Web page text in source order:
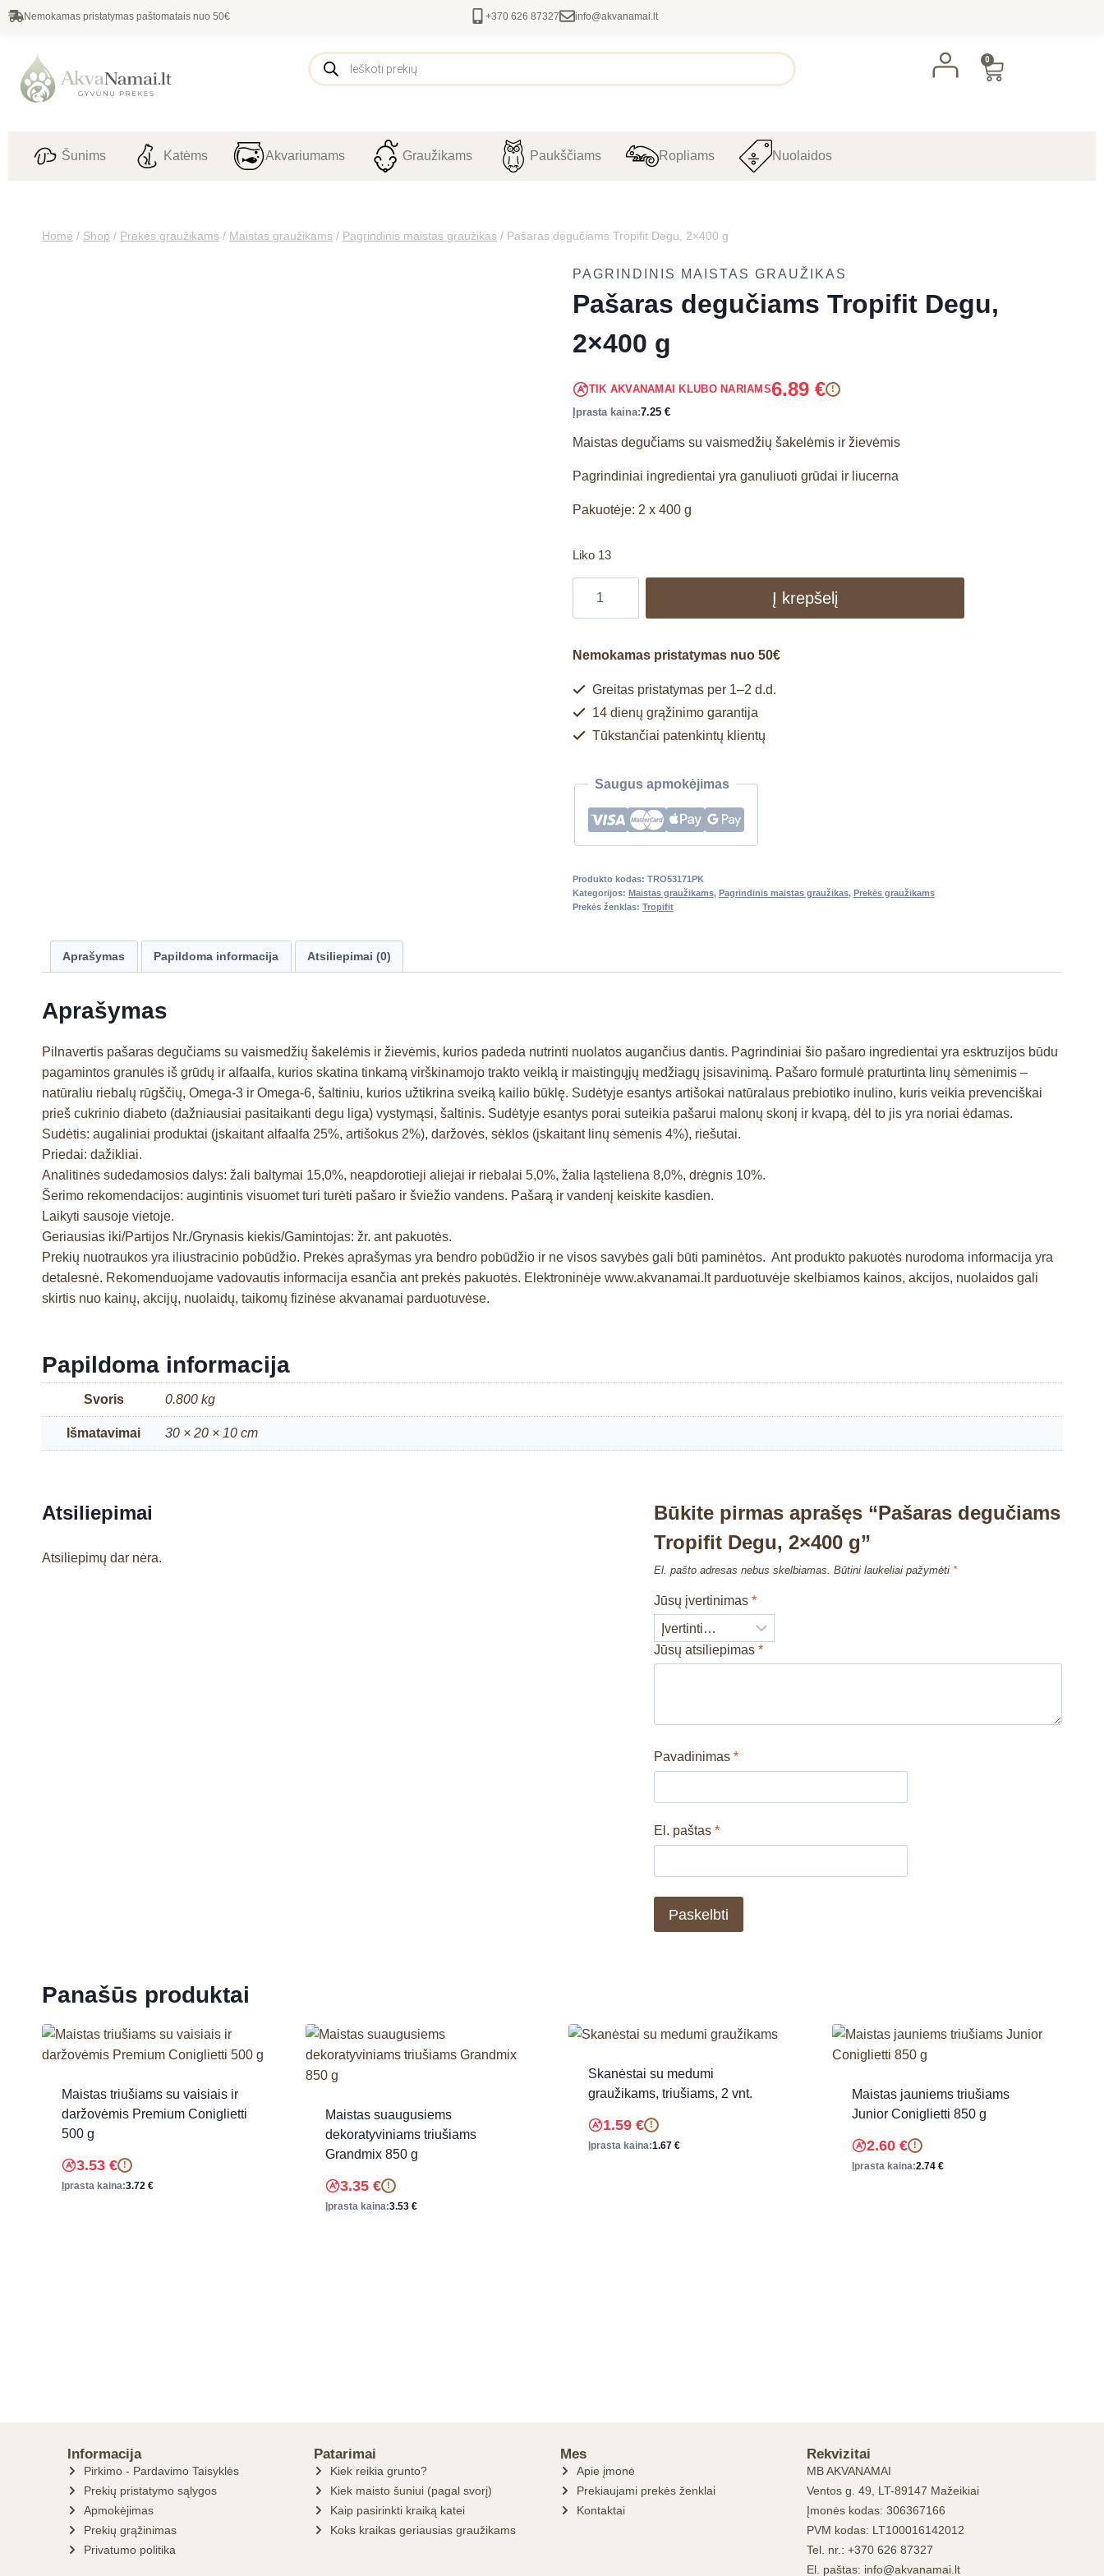
Nemokamas pristatymas paštomatais nuo 50€ +370 626 87327 info@akvanamai.lt
0
Šunims Katėms Akvariumams Graužikams Paukščiams Ropliams Nuolaidos
Home / Shop / Prekės graužikams / Maistas graužikams / Pagrindinis maistas graužikas / Pašaras degučiams Tropifit Degu, 2×400 g
PAGRINDINIS MAISTAS GRAUŽIKAS
Pašaras degučiams Tropifit Degu,
2×400 g
TIK AKVANAMAI KLUBO NARIAMS6.89 € !
Įprasta kaina:7.25 €
Maistas degučiams su vaismedžių šakelėmis ir žievėmis
Pagrindiniai ingredientai yra ganuliuoti grūdai ir liucerna
Pakuotėje: 2 x 400 g
Liko 13
Į krepšelį
Nemokamas pristatymas nuo 50€
Greitas pristatymas per 1–2 d.d.
14 dienų grąžinimo garantija
Tūkstančiai patenkintų klientų
Saugus apmokėjimas
Produkto kodas: TRO53171PK
Kategorijos: Maistas graužikams, Pagrindinis maistas graužikas, Prekės graužikams
Prekės ženklas: Tropifit
Aprašymas Papildoma informacija Atsiliepimai (0)
Aprašymas
Pilnavertis pašaras degučiams su vaismedžių šakelėmis ir žievėmis, kurios padeda nutrinti nuolatos augančius dantis. Pagrindiniai šio pašaro ingredientai yra esktruzijos būdu
pagamintos granulės iš grūdų ir alfaalfa, kurios skatina tinkamą virškinamojo trakto veiklą ir maistingųjų medžiagų įsisavinimą. Pašaro formulė praturtinta linų sėmenimis –
natūraliu riebalų rūgščių, Omega-3 ir Omega-6, šaltiniu, kurios užtikrina sveiką kailio būklę. Sudėtyje esantys artišokai natūralaus prebiotiko inulino, kuris veikia prevenciškai
prieš cukrinio diabeto (dažniausiai pasitaikanti degu liga) vystymąsi, šaltinis. Sudėtyje esantys porai suteikia pašarui malonų skonį ir kvapą, dėl to jis yra noriai ėdamas.
Sudėtis: augaliniai produktai (įskaitant alfaalfa 25%, artišokus 2%), daržovės, sėklos (įskaitant linų sėmenis 4%), riešutai.
Priedai: dažikliai.
Analitinės sudedamosios dalys: žali baltymai 15,0%, neapdorotieji aliejai ir riebalai 5,0%, žalia ląsteliena 8,0%, drėgnis 10%.
Šerimo rekomendacijos: augintinis visuomet turi turėti pašaro ir šviežio vandens. Pašarą ir vandenį keiskite kasdien.
Laikyti sausoje vietoje.
Geriausias iki/Partijos Nr./Grynasis kiekis/Gamintojas: žr. ant pakuotės.
Prekių nuotraukos yra iliustracinio pobūdžio. Prekės aprašymas yra bendro pobūdžio ir ne visos savybės gali būti paminėtos. Ant produkto pakuotės nurodoma informacija yra
detalesnė. Rekomenduojame vadovautis informacija esančia ant prekės pakuotės. Elektroninėje www.akvanamai.lt parduotuvėje skelbiamos kainos, akcijos, nuolaidos gali
skirtis nuo kainų, akcijų, nuolaidų, taikomų fizinėse akvanamai parduotuvėse.
Papildoma informacija
Svoris 0.800 kg
Išmatavimai 30 × 20 × 10 cm
Atsiliepimai
Atsiliepimų dar nėra.
Būkite pirmas aprašęs “Pašaras degučiams
Tropifit Degu, 2×400 g”
El. pašto adresas nebus skelbiamas. Būtini laukeliai pažymėti *
Jūsų įvertinimas*
Jūsų atsiliepimas*
Pavadinimas*
El. paštas*
Panašūs produktai
Maistas triušiams su vaisiais ir
daržovėmis Premium Coniglietti
500 g
3.53 € !
Įprasta kaina:3.72 €
Maistas suaugusiems
dekoratyviniams triušiams
Grandmix 850 g
3.35 € !
Įprasta kaina:3.53 €
Skanėstai su medumi
graužikams, triušiams, 2 vnt.
1.59 € !
Įprasta kaina:1.67 €
Maistas jauniems triušiams
Junior Coniglietti 850 g
2.60 € !
Įprasta kaina:2.74 €
Informacija
Pirkimo - Pardavimo Taisyklės
Prekių pristatymo sąlygos
Apmokėjimas
Prekių grąžinimas
Privatumo politika
Patarimai
Kiek reikia grunto?
Kiek maisto šuniui (pagal svorį)
Kaip pasirinkti kraiką katei
Koks kraikas geriausias graužikams
Mes
Apie įmonė
Prekiaujami prekės ženklai
Kontaktai
Rekvizitai
MB AKVANAMAI
Ventos g. 49, LT-89147 Mažeikiai
Įmonės kodas: 306367166
PVM kodas: LT100016142012
Tel. nr.: +370 626 87327
El. paštas: info@akvanamai.lt